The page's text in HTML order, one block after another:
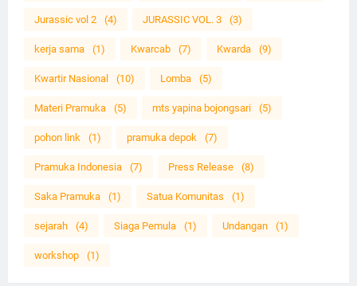
Jurassic vol 2 (4) JURASSIC VOL. 3 (3)
kerja sama (1) Kwarcab (7) Kwarda (9)
Kwartir Nasional (10) Lomba (5)
Materi Pramuka (5) mts yapina bojongsari (5)
pohon link (1) pramuka depok (7)
Pramuka Indonesia (7) Press Release (8)
Saka Pramuka (1) Satua Komunitas (1)
sejarah (4) Siaga Pemula (1) Undangan (1)
workshop (1)